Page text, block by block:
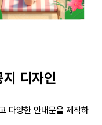
디자인
다양한 안내문을 제작하